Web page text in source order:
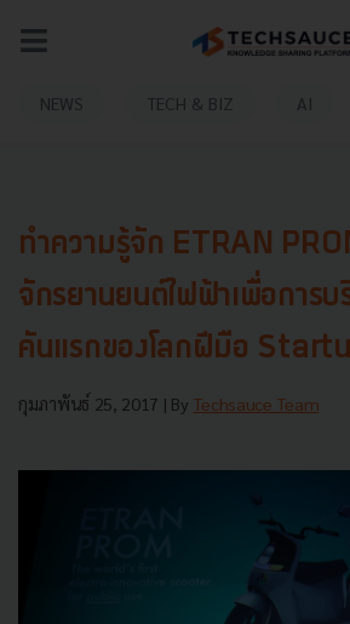
NEWS TECH & BIZ AI
ทำความรู้จัก ETRAN
จักรยานยนต์ไฟฟ้าเพื่อการบ
คันแรกของโลกฝีมือ
กุมภาพันธ์ 25, 2017 | By Techsauce Team